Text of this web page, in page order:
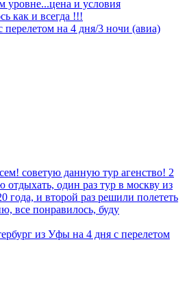
уровне...цена и условия
как и всегда !!!
советую данную тур агенство! 2
отдыхать, один раз тур в москву из
года, и второй раз решили полететь
все понравилось, буду